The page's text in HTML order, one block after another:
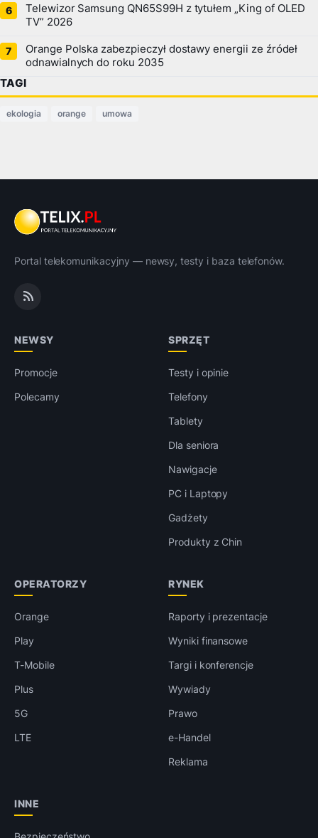
Telewizor Samsung QN65S99H z tytułem „King of OLED
TV” 2026
Orange Polska zabezpieczył dostawy energii ze źródeł
odnawialnych do roku 2035
TAGI
ekologia orange umowa
Portal telekomunikacyjny — newsy, testy i baza telefonów.
NEWSY
Promocje
Polecamy
SPRZĘT
Testy i opinie
Telefony
Tablety
Dla seniora
Nawigacje
PC i Laptopy
Gadżety
Produkty z Chin
OPERATORZY
Orange
Play
T-Mobile
Plus
5G
LTE
RYNEK
Raporty i prezentacje
Wyniki finansowe
Targi i konferencje
Wywiady
Prawo
e-Handel
Reklama
INNE